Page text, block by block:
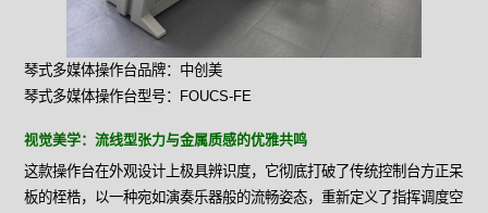
琴式多媒体操作台品牌：中创美
琴式多媒体操作台型号：FOUCS-FE
视觉美学：流线型张力与金属质感的优雅共鸣
这款操作台在外观设计上极具辨识度，它彻底打破了传统控制台方正呆
板的桎梏，以一种宛如演奏乐器般的流畅姿态，重新定义了指挥调度空